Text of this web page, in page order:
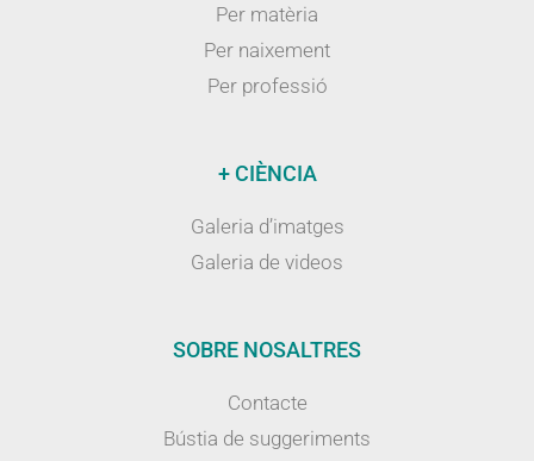
Per matèria
Per naixement
Per professió
+ CIÈNCIA
Galeria d’imatges
Galeria de videos
SOBRE NOSALTRES
Contacte
Bústia de suggeriments